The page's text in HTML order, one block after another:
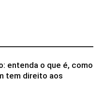
entenda o que é, como
tem direito aos